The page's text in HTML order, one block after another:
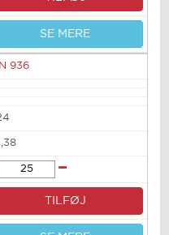
SE MERE
936
TILFØJ